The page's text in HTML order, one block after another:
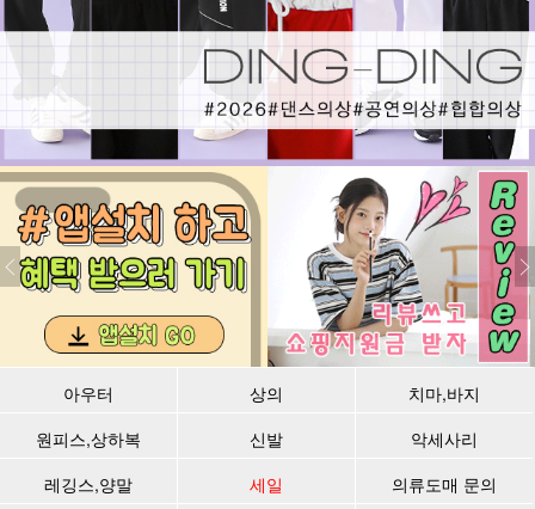
아우터 상의
치마,바지
원피스,상하복
신발
악세사리
레깅스,양말
세일
의류도매 문의